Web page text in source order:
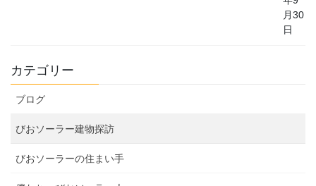
月30
日
カテゴリー
ブログ
びおソーラー建物探訪
びおソーラーの住まい手